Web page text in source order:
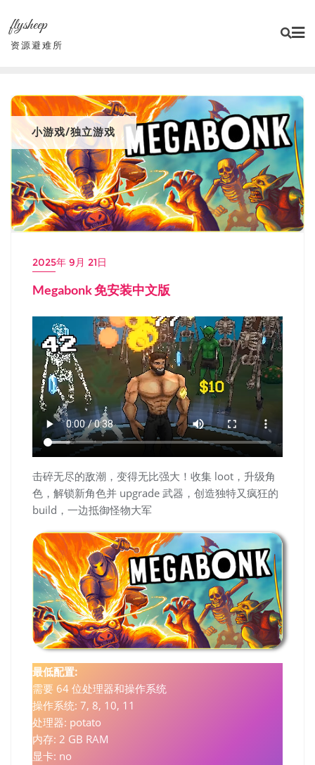
content
flysheep
资源避难所
小游戏/独立游戏
2025年 9月 21日
Megabonk 免安装中文版
击碎无尽的敌潮，变得无比强大！收集 loot，升级角
色，解锁新角色并 upgrade 武器，创造独特又疯狂的
build，一边抵御怪物大军
最低配置:
需要 64 位处理器和操作系统
操作系统: 7, 8, 10, 11
处理器: potato
内存: 2 GB RAM
显卡: no